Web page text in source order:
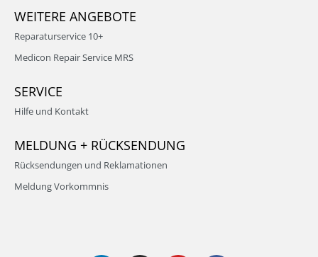
WEITERE ANGEBOTE
Reparaturservice 10+
Medicon Repair Service MRS
SERVICE
Hilfe und Kontakt
MELDUNG + RÜCKSENDUNG
Rücksendungen und Reklamationen
Meldung Vorkommnis